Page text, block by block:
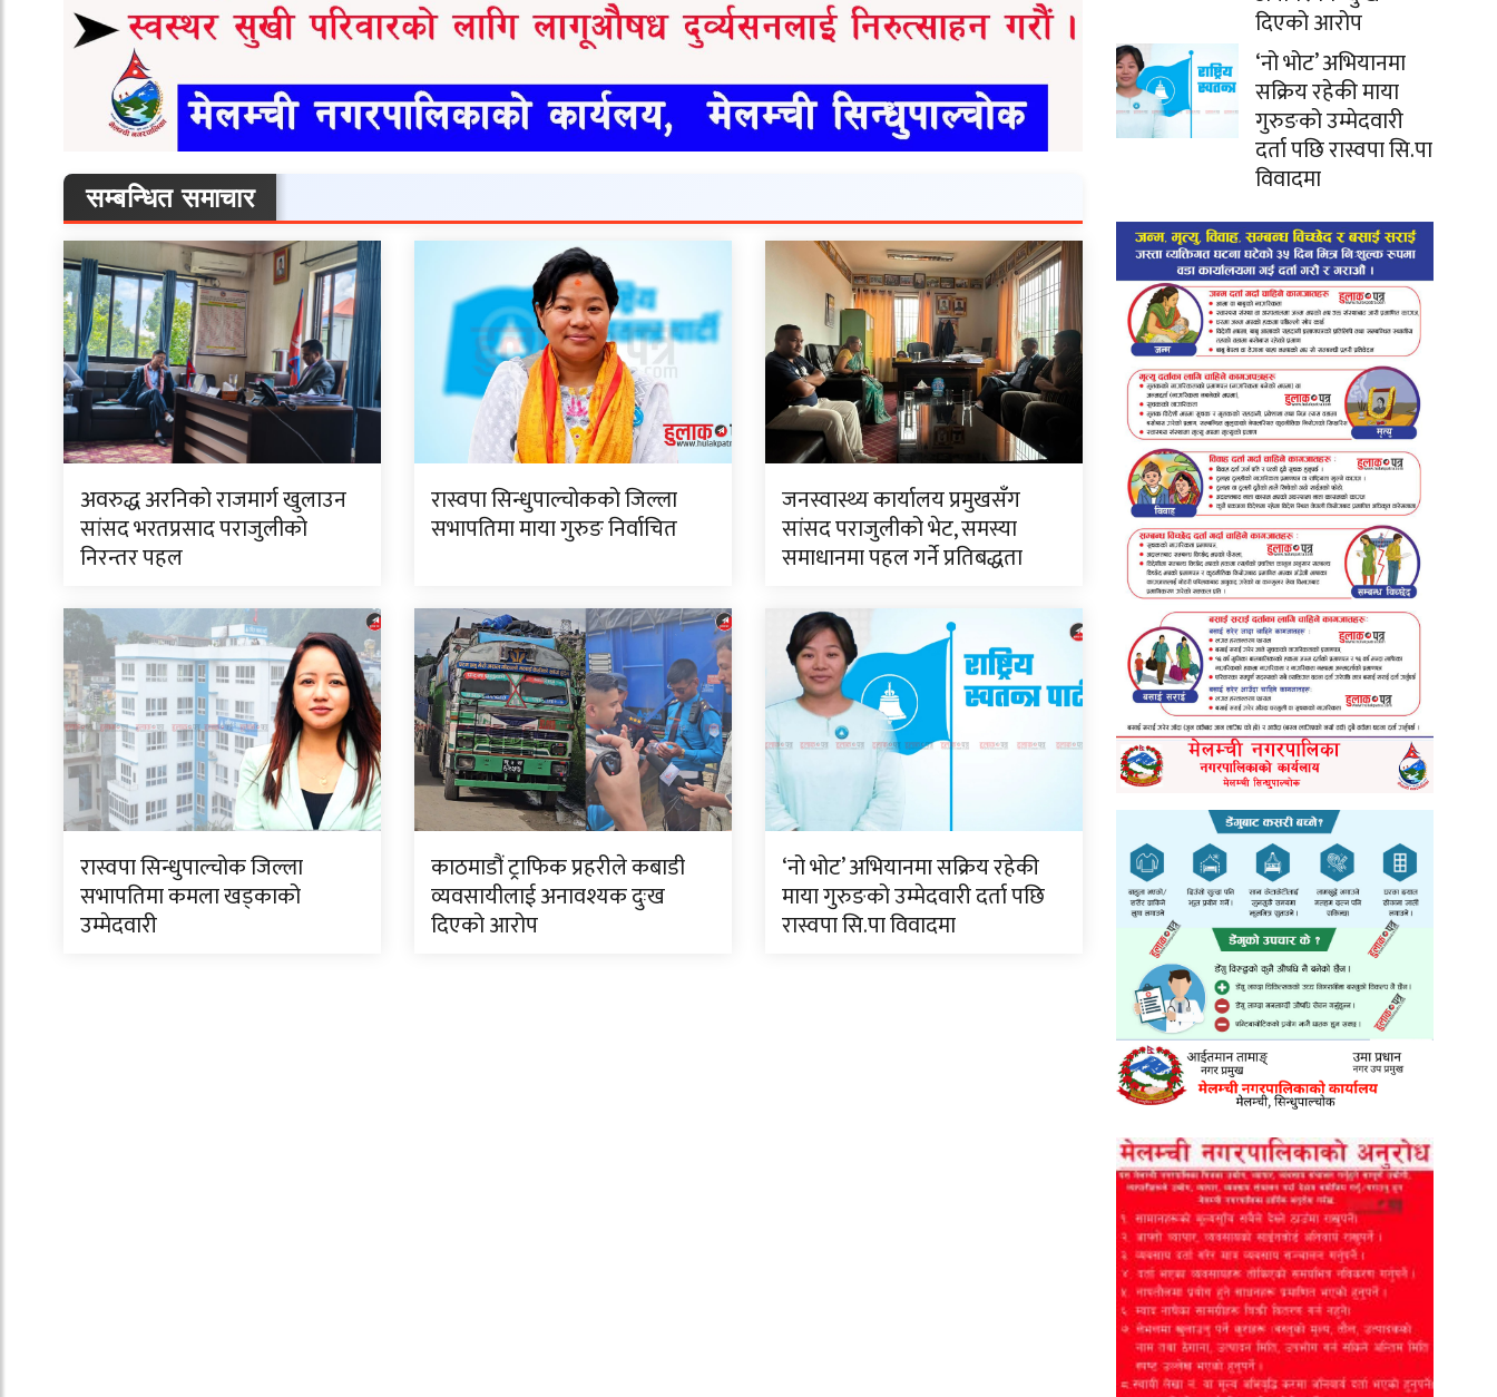
सम्बन्धित समाचार
अवरुद्ध अरनिको राजमार्ग खुलाउन
सांसद भरतप्रसाद पराजुलीको
निरन्तर पहल
रास्वपा सिन्धुपाल्चोकको जिल्ला
सभापतिमा माया गुरुङ निर्वाचित
जनस्वास्थ्य कार्यालय प्रमुखसँग
सांसद पराजुलीको भेट, समस्या
समाधानमा पहल गर्ने प्रतिबद्धता
रास्वपा सिन्धुपाल्चोक जिल्ला
सभापतिमा कमला खड्काको
उम्मेदवारी
काठमाडौं ट्राफिक प्रहरीले कबाडी
व्यवसायीलाई अनावश्यक दुःख
दिएको आरोप
‘नो भोट’ अभियानमा सक्रिय रहेकी
माया गुरुङको उम्मेदवारी दर्ता पछि
रास्वपा सि.पा विवादमा
दिएको आरोप
‘नो भोट’ अभियानमा
सक्रिय रहेकी माया
गुरुङको उम्मेदवारी
दर्ता पछि रास्वपा सि.पा
विवादमा